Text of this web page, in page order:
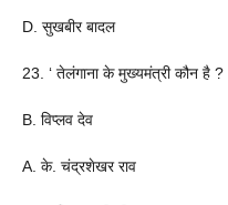
D. सुखबीर बादल
23. ‘ तेलंगाना के मुख्यमंत्री कौन है ?
B. विप्लव देव
A. के. चंद्रशेखर राव